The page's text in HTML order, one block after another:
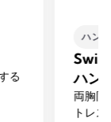
る
ハン
ハン
両胸同
トレ